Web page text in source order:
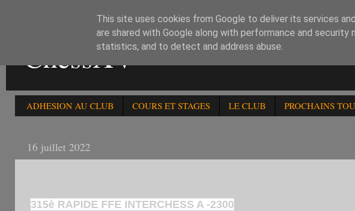
ChessXV
ADHESION AU CLUB COURS ET STAGES LE CLUB PROCHAINS
16 juillet 2022
315è RAPIDE FFE INTERCHESS A -2300
This site uses cookies from Google to deliver its services
are shared with Google along with performance and
statistics, and to detect and address abuse.